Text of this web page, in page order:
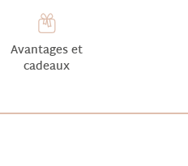
Avantages et
cadeaux